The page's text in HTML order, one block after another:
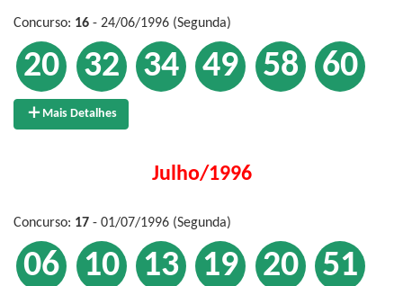
Concurso: 16 - 24/06/1996 (Segunda)
20 32 34 49 58 60
Mais Detalhes
Julho/1996
Concurso: 17 - 01/07/1996 (Segunda)
06 10 13 19 20 51